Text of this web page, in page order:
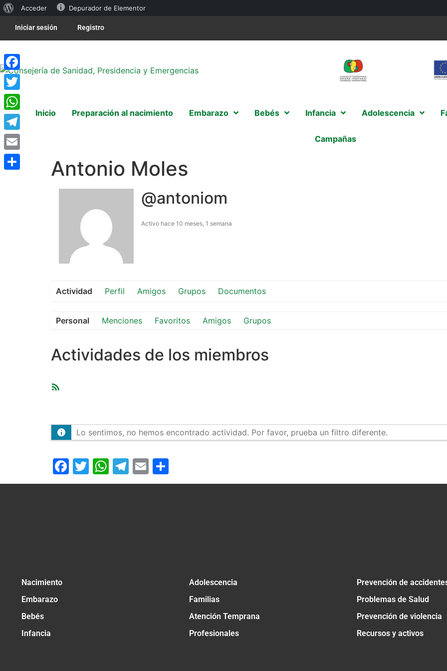
Acceder Depurador de Elementor
Iniciar sesión Registro
Inicio Preparación al nacimiento Embarazo Bebés Infancia Adolescencia
Campañas
Antonio Moles
@antoniom
Activo hace 10 meses, 1 semana
Actividad Perfil Amigos Grupos Documentos
Personal Menciones Favoritos Amigos Grupos
Actividades de los miembros
Lo sentimos, no hemos encontrado actividad. Por favor, prueba un filtro diferente.
Facebook
Twitter
WhatsApp
Telegram
Email
Nacimiento
Embarazo
Bebés
Infancia
Adolescencia
Familias
Atención Temprana
Profesionales
Prevención de
Problemas de Salud
Prevención de violencia
Recursos y activos
Facebook
Twitter
WhatsApp
Telegram
Email